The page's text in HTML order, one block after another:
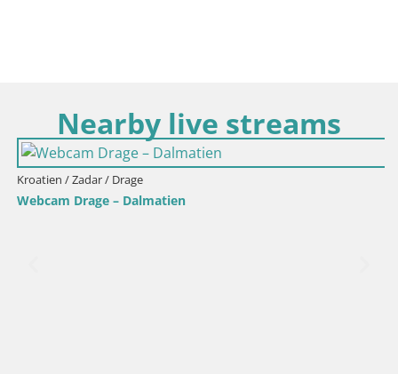
Nearby live streams
Kroatien / Zadar / Drage
Webcam Drage – Dalmatien